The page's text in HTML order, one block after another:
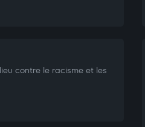
contre le racisme et les